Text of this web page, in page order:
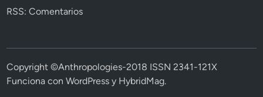
RSS: Comentarios
Copyright ©Anthropologies-2018 ISSN 2341-121X
Funciona conWordPress y HybridMag.